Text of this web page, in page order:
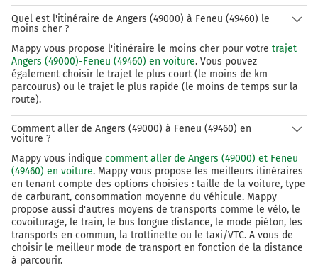
Quel est l'itinéraire de Angers (49000) à Feneu (49460) le
moins cher ?
Mappy vous propose l'itinéraire le moins cher pour votre trajet
Angers (49000)-Feneu (49460) en voiture. Vous pouvez
également choisir le trajet le plus court (le moins de km
parcourus) ou le trajet le plus rapide (le moins de temps sur la
route).
Comment aller de Angers (49000) à Feneu (49460) en
voiture ?
Mappy vous indique comment aller de Angers (49000) et Feneu
(49460) en voiture. Mappy vous propose les meilleurs itinéraires
en tenant compte des options choisies : taille de la voiture, type
de carburant, consommation moyenne du véhicule. Mappy
propose aussi d'autres moyens de transports comme le vélo, le
covoiturage, le train, le bus longue distance, le mode piéton, les
transports en commun, la trottinette ou le taxi/VTC. A vous de
choisir le meilleur mode de transport en fonction de la distance
à parcourir.